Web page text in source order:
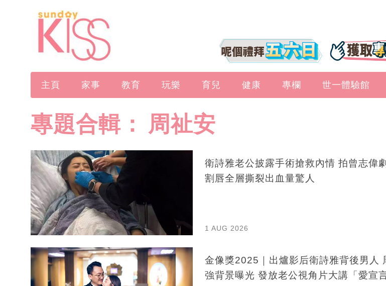
主頁 家事 教育 玩樂 育兒 健康 專欄 世一體驗館
專題合輯： 周祉安
衛詩雅老公披露手術搶救內情 拍曾志偉
割唇全層撕裂出血量驚人
1 AUG 2026
金像獎2025｜出爐影后衛詩雅背後男人 周醫生超
強背景曝光 發放老公視角片大講「愛宣